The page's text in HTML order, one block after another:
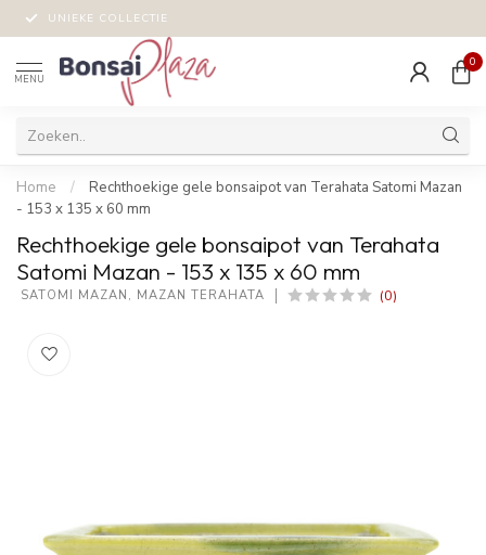
UNIEKE COLLECTIE
MENU
0
Home /
Rechthoekige gele bonsaipot van Terahata Satomi Mazan
- 153 x 135 x 60 mm
Rechthoekige gele bonsaipot van Terahata
Satomi Mazan - 153 x 135 x 60 mm
SATOMI MAZAN, MAZAN TERAHATA (0)